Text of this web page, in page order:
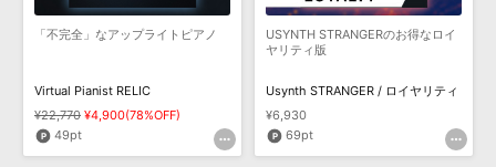
「不完全」なアップライトピアノ
Virtual Pianist RELIC
¥22,770 ¥4,900(78%OFF)
49pt
USYNTH STRANGERのお得なロイ
ヤリティ版
Usynth STRANGER / ロイヤリティ
¥6,930
69pt